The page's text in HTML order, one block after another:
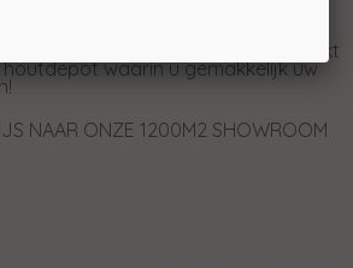
te gebruiken, u kunt de
en luchthendel bedienen met
sleutel. Daarnaast beschikt
waarin u gemakkelijk uw
NAAR ONZE 1200M2 SHOWROOM